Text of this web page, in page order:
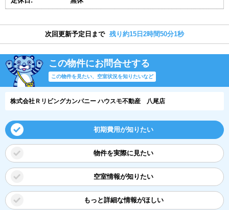
次回更新予定日まで 残り約15日2時間50分1秒
この物件にお問合せする
この物件を見たい、空室状況を知りたいなど
株式会社Ｒリビングカンパニー ハウスモ不動産 八尾店
初期費用が知りたい
物件を実際に見たい
空室情報が知りたい
もっと詳細な情報がほしい